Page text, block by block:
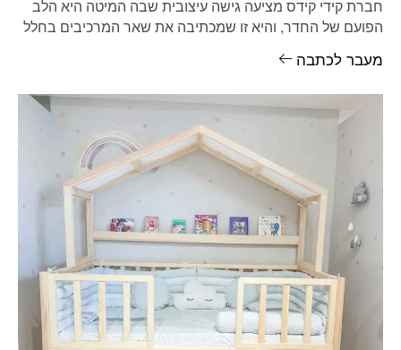
חברת קידי קידס מציעה גישה עיצובית שבה המיטה היא הלב
הפועם של החדר, והיא זו שמכתיבה את שאר המרכיבים בחלל
מעבר לכתבה